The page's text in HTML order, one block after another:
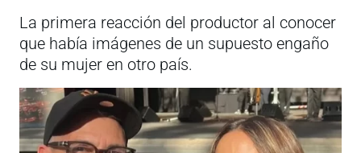
La primera reacción del productor al conocer
que había imágenes de un supuesto engaño
de su mujer en otro país.